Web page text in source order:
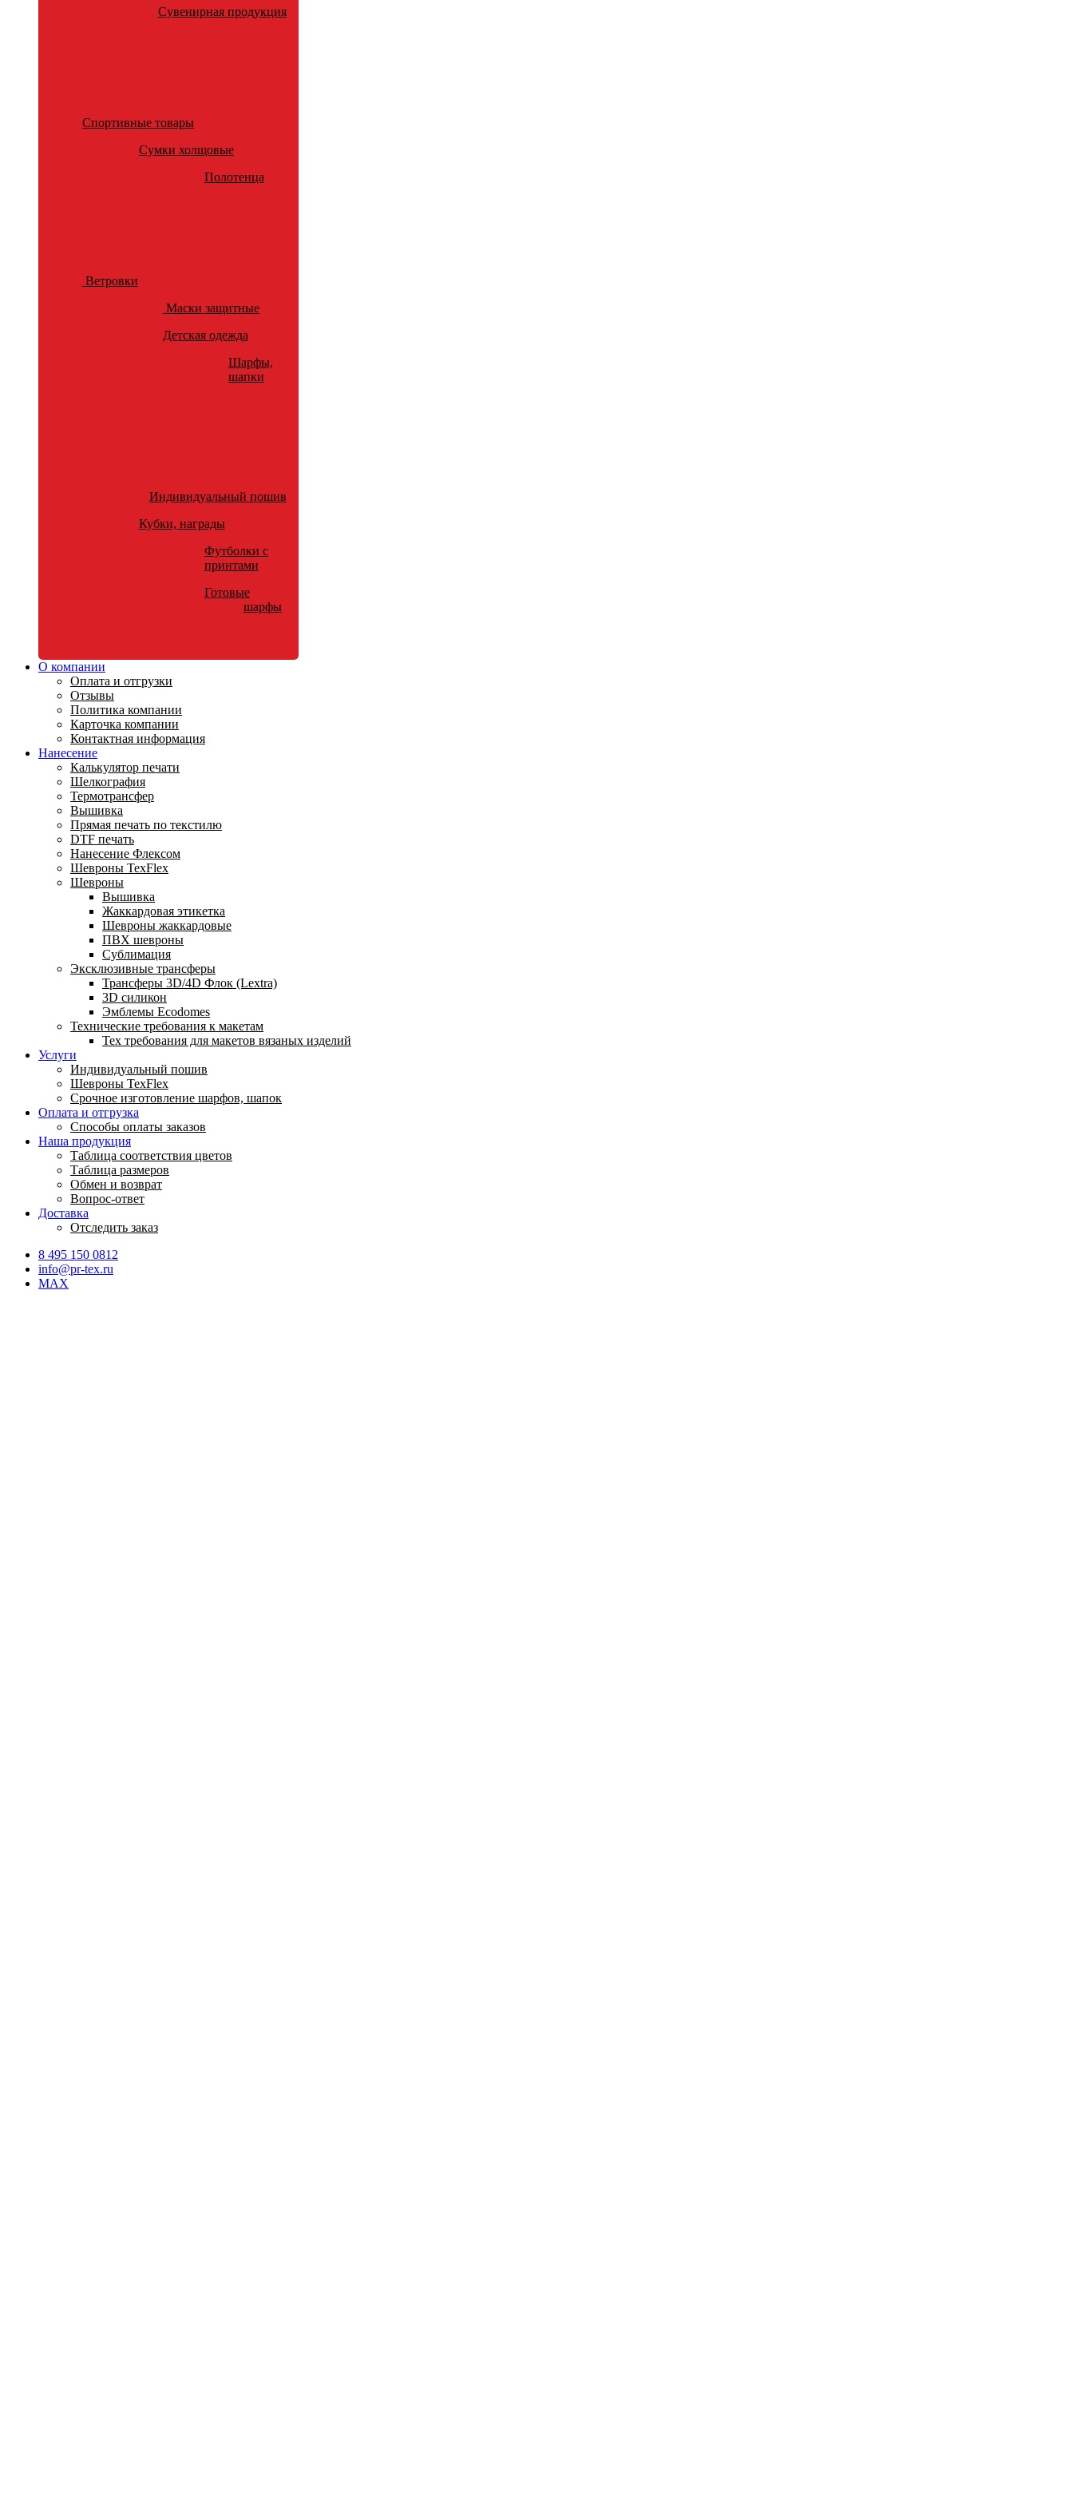
Сувенирная продукция
Спортивные товары
Сумки холщовые
Полотенца
Ветровки
Маски защитные
Детская одежда
Шарфы,
шапки
Индивидуальный пошив
Кубки, награды
Футболки с
принтами
Готовые
шарфы
О компании
Оплата и отгрузки
Отзывы
Политика компании
Карточка компании
Контактная информация
Нанесение
Калькулятор печати
Шелкография
Термотрансфер
Вышивка
Прямая печать по текстилю
DTF печать
Нанесение Флексом
Шевроны TexFlex
Шевроны
Вышивка
Жаккардовая этикетка
Шевроны жаккардовые
ПВХ шевроны
Сублимация
Эксклюзивные трансферы
Трансферы 3D/4D Флок (Lextra)
3D силикон
Эмблемы Ecodomes
Технические требования к макетам
Тех требования для макетов вязаных изделий
Услуги
Индивидуальный пошив
Шевроны TexFlex
Срочное изготовление шарфов, шапок
Оплата и отгрузка
Способы оплаты заказов
Наша продукция
Таблица соответствия цветов
Таблица размеров
Обмен и возврат
Вопрос-ответ
Доставка
Отследить заказ
8 495 150 0812
info@pr-tex.ru
MAX